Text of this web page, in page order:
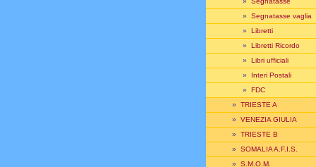
» Segnatasse vaglia
» Libretti
» Libretti Ricordo
» Libri ufficiali
» Interi Postali
» FDC
» TRIESTE A
» VENEZIA GIULIA
» TRIESTE B
» SOMALIA A.F.I.S.
» S.M.O.M.